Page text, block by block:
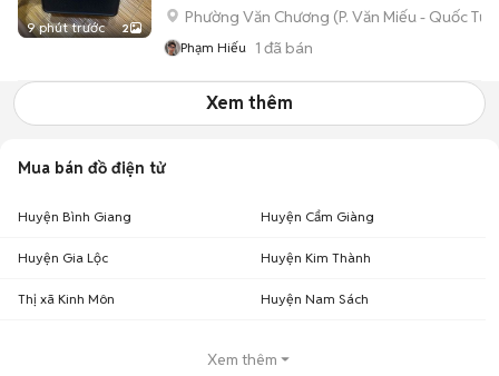
9 phút trước 2
Phường Văn Chương (P. Văn Miếu - Quốc Tử
Phạm Hiếu 1 đã bán
Xem thêm
Mua bán đồ điện tử
Huyện Bình Giang Huyện Cẩm Giàng
Huyện Gia Lộc Huyện Kim Thành
Thị xã Kinh Môn Huyện Nam Sách
Xem thêm